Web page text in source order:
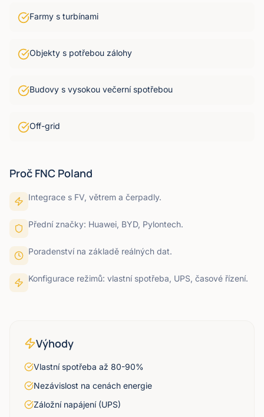
Farmy s turbínami
Objekty s potřebou zálohy
Budovy s vysokou večerní spotřebou
Off-grid
Proč FNC Poland
Integrace s FV, větrem a čerpadly.
Přední značky: Huawei, BYD, Pylontech.
Poradenství na základě reálných dat.
Konfigurace režimů: vlastní spotřeba, UPS, časové řízení.
Výhody
Vlastní spotřeba až 80-90%
Nezávislost na cenách energie
Záložní napájení (UPS)